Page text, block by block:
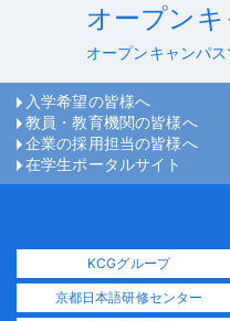
オープン
オープンキャンパ
入学希望の皆様へ
教員・教育機関の皆様へ
企業の採用担当の皆様へ
在学生ポータルサイト
KCGグループ
京都日本語研修センター